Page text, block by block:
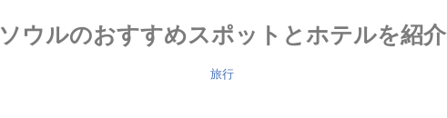
ソウルのおすすめスポットとホテルを紹介
旅行